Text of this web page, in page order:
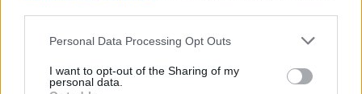
Personal Data Processing Opt Outs
I want to opt-out of the Sharing of my
personal data.